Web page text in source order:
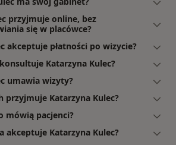
przyjmuje online, bez
się w placówce?
akceptuje płatności po wizycie?
Katarzyna Kulec?
umawia wizyty?
przyjmuje Katarzyna Kulec?
mówią pacjenci?
akceptuje Katarzyna Kulec?